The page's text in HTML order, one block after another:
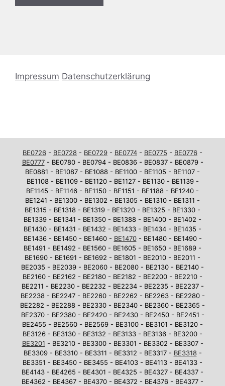
Impressum Datenschutzerklärung
BE0726 - BE0728 - BE0729 - BE0774 - BE0775 - BE0776 -
BE0777- BE0780 - BE0794 - BE0836 - BE0837 - BE0879 -
BE0881 - BE1087 - BE1088 - BE1100 - BE1105 - BE1107 -
BE1108 - BE1109 - BE1120 - BE1127 - BE1130 - BE1139 -
BE1145 - BE1146 - BE1150 - BE1151 - BE1188 - BE1240 -
BE1241 - BE1300 - BE1302 - BE1305 - BE1310 - BE1311 -
BE1315 - BE1318 - BE1319 - BE1320 - BE1325 - BE1330 -
BE1339 - BE1341 - BE1350 - BE1388 - BE1400 - BE1402 -
BE1430 - BE1431 - BE1432 - BE1433 - BE1434 - BE1435 -
BE1436 - BE1450 - BE1460 - BE1470- BE1480 - BE1490 -
BE1491 - BE1492 - BE1560 - BE1605 - BE1650 - BE1689 -
BE1690 - BE1691 - BE1692 - BE1801 - BE2010 - BE2011 -
BE2035 - BE2039 - BE2060 - BE2080 - BE2130 - BE2140 -
BE2160 - BE2162 - BE2180 - BE2182 - BE2200 - BE2210 -
BE2211 - BE2230 - BE2232 - BE2234 - BE2235 - BE2237 -
BE2238 - BE2247 - BE2260 - BE2262 - BE2263 - BE2280 -
BE2282 - BE2288 - BE2330 - BE2340 - BE2360 - BE2365 -
BE2370 - BE2380 - BE2420 - BE2430 - BE2450 - BE2451 -
BE2455 - BE2560 - BE2569 - BE3100 - BE3101 - BE3120 -
BE3126 - BE3130 - BE3132 - BE3133 - BE3136 - BE3200 -
BE3201 - BE3210 - BE3300 - BE3301 - BE3302 - BE3307 -
BE3309 - BE3310 - BE3311 - BE3312 - BE3317 - BE3318-
BE3351 - BE3450 - BE3455 - BE4103 - BE4113 - BE4133 -
BE4143 - BE4265 - BE4301 - BE4325 - BE4327 - BE4337 -
BE4362 - BE4367 - BE4370 - BE4372 - BE4376 - BE4377 -